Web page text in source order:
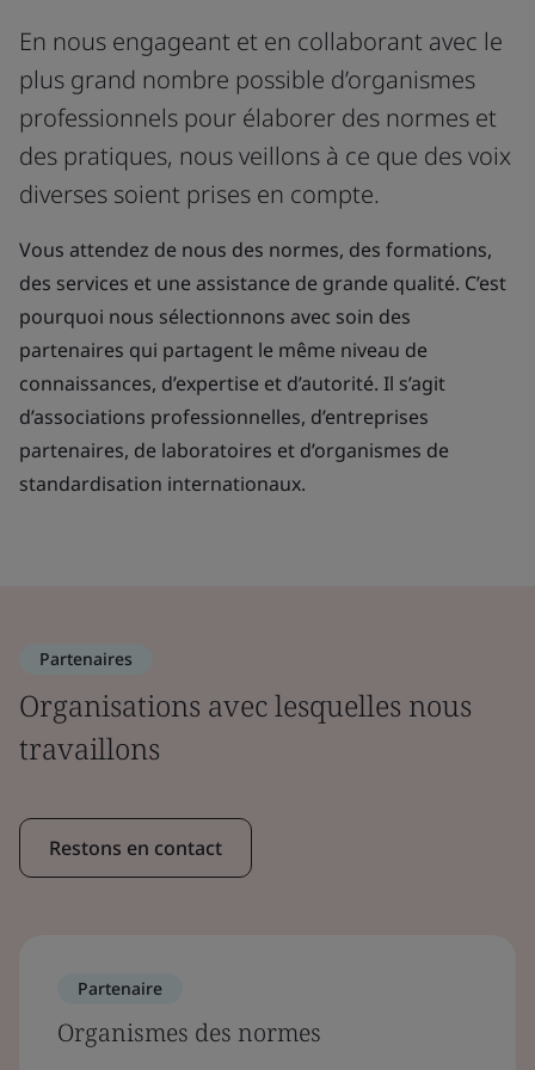
En nous engageant et en collaborant avec le
plus grand nombre possible d’organismes
professionnels pour élaborer des normes et
des pratiques, nous veillons à ce que des voix
diverses soient prises en compte.
Vous attendez de nous des normes, des formations,
des services et une assistance de grande qualité. C’est
pourquoi nous sélectionnons avec soin des
partenaires qui partagent le même niveau de
connaissances, d’expertise et d’autorité. Il s’agit
d’associations professionnelles, d’entreprises
partenaires, de laboratoires et d’organismes de
standardisation internationaux.
Partenaires
Organisations avec lesquelles nous
travaillons
Restons en contact
Partenaire
Organismes des normes